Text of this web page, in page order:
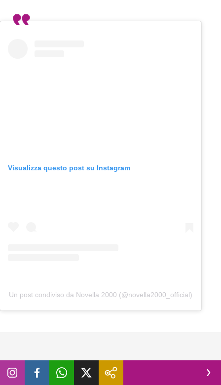
Visualizza questo post su Instagram
Un post condiviso da Novella 2000 (@novella2000_official)